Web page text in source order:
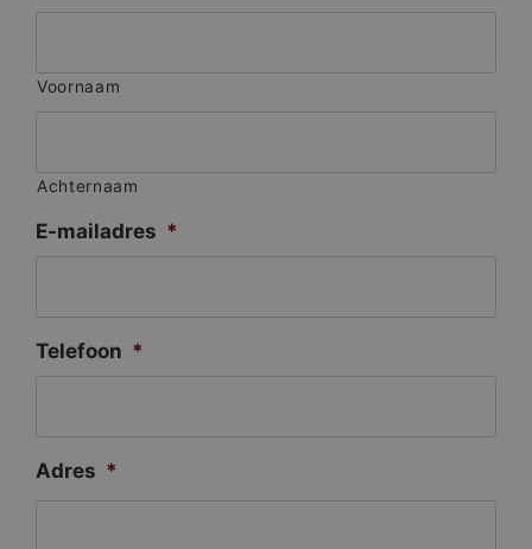
Voornaam
Achternaam
E-mailadres *
Telefoon *
Adres *